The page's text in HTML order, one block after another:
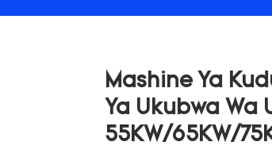
Mashine Ya
Ya Ukubwa Wa
55KW/65KW/